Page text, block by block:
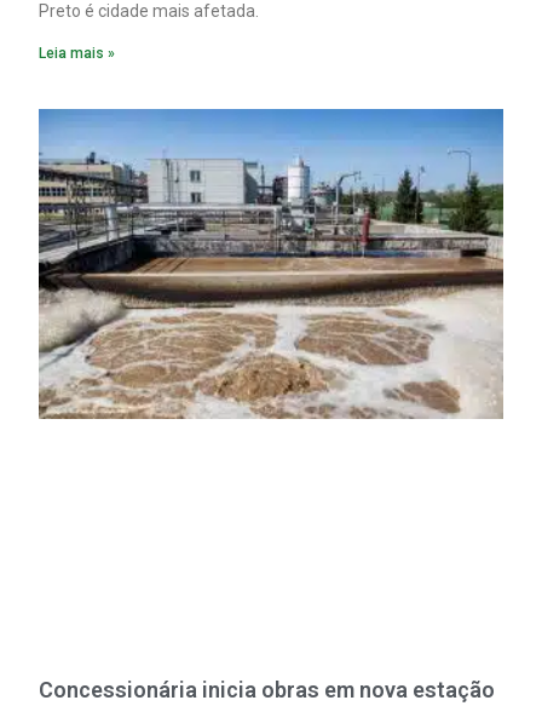
Preto é cidade mais afetada.
Leia mais »
Concessionária inicia obras em nova estação